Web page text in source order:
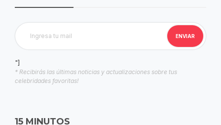
"]
* Recibirás las últimas noticias y actualizaciones sobre tus
celebridades favoritas!
15 MINUTOS